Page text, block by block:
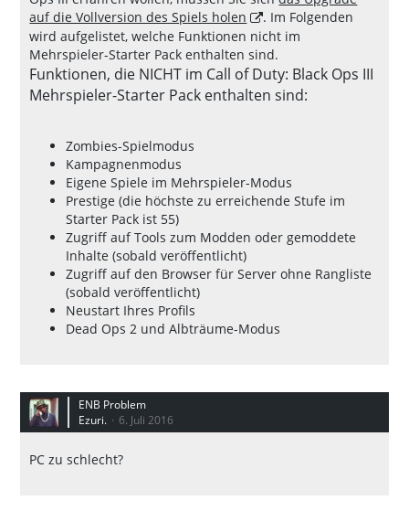
auf die Vollversion des Spiels holen
. Im Folgenden
wird aufgelistet, welche Funktionen nicht im
Mehrspieler-Starter Pack enthalten sind.
Funktionen, die NICHT im Call of Duty: Black Ops III
Mehrspieler-Starter Pack enthalten sind:
Zombies-Spielmodus
Kampagnenmodus
Eigene Spiele im Mehrspieler-Modus
Prestige (die höchste zu erreichende Stufe im
Starter Pack ist 55)
Zugriff auf Tools zum Modden oder gemoddete
Inhalte (sobald veröffentlicht)
Zugriff auf den Browser für Server ohne Rangliste
(sobald veröffentlicht)
Neustart Ihres Profils
Dead Ops 2 und Albträume-Modus
ENB Problem
Ezuri.
6. Juli 2016
PC zu schlecht?